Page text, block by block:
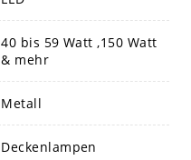
40 bis 59 Watt ,150 Watt
& mehr
Metall
Deckenlampen